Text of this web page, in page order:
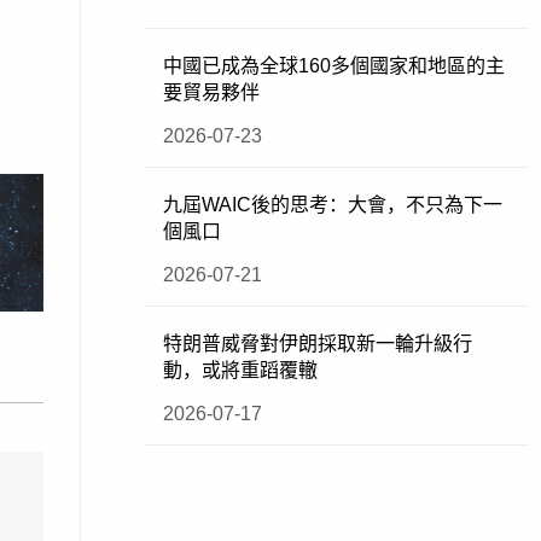
中國已成為全球160多個國家和地區的主
要貿易夥伴
2026-07-23
九屆WAIC後的思考：大會，不只為下一
個風口
2026-07-21
特朗普威脅對伊朗採取新一輪升級行
動，或將重蹈覆轍
2026-07-17